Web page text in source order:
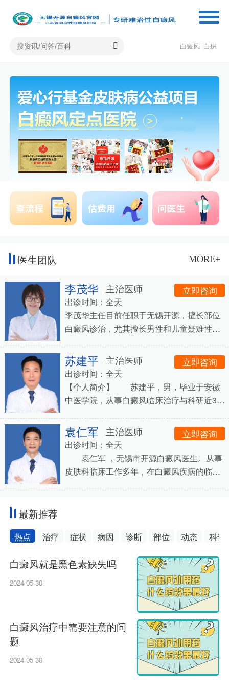
白癜风 白斑
医生团队 MORE+
李茂华 主治医师
出诊时间：全天
李茂华主任目前任职于无锡开源，擅长部位
白癜风诊治，尤其擅长男性和儿童疑难性白
省湘雅附属医院，上海皮肤病医院，安徽白
癜风等进修
立即咨询
苏建平 主治医师
出诊时间：全天
【个人简介】 苏建平，男，毕业于安徽
中医学院，从事白癜风临床治疗与科研近30
白癜风，主张&ldquo;中西结合,标本兼治
&rdquo;的
立即咨询
袁仁军 主治医师
出诊时间：全天
袁仁军 ，无锡市开源白癜风医生。从事
皮肤科临床工作多年，在白癜风疾病的临
立即咨询
最新推荐
热点 治疗 症状 病因 诊断 部位 动态 科普
白癜风就是黑色素缺失吗
2024-05-30
白癜风治疗中需要注意的问
题
2024-05-30